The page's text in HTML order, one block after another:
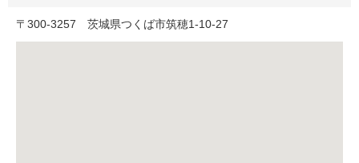
〒 300-3257 茨城県つくば市筑穂1-10-27